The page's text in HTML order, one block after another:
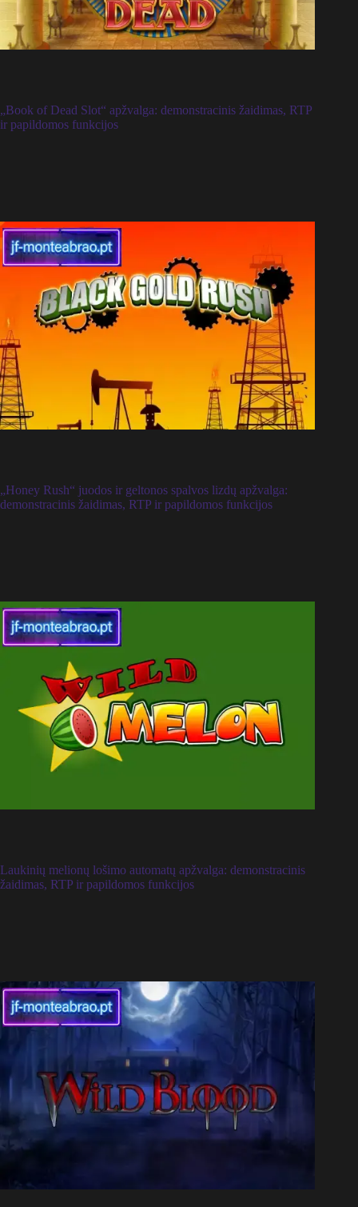
„Book of Dead Slot“ apžvalga: demonstracinis žaidimas, RTP
ir papildomos funkcijos
„Honey Rush“ juodos ir geltonos spalvos lizdų apžvalga:
demonstracinis žaidimas, RTP ir papildomos funkcijos
Laukinių melionų lošimo automatų apžvalga: demonstracinis
žaidimas, RTP ir papildomos funkcijos